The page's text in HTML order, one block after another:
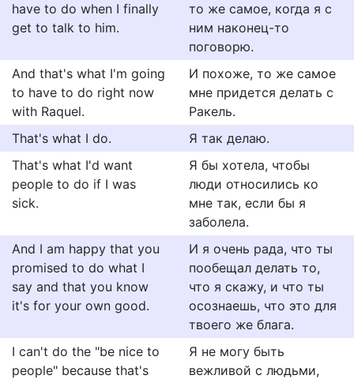
have to do when I finally
get to talk to him.
то же самое, когда я с
ним наконец-то
поговорю.
And that's what I'm going
to have to do right now
with Raquel.
И похоже, то же самое
мне придется делать с
Ракель.
That's what I do.
Я так делаю.
That's what I'd want
people to do if I was
sick.
Я бы хотела, чтобы
люди относились ко
мне так, если бы я
заболела.
And I am happy that you
promised to do what I
say and that you know
it's for your own good.
И я очень рада, что ты
пообещал делать то,
что я скажу, и что ты
осознаешь, что это для
твоего же блага.
I can't do the "be nice to
people" because that's
Я не могу быть
вежливой с людьми,